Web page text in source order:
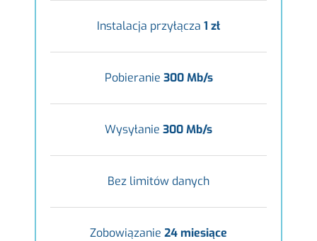
Instalacja przyłącza 1 zł
Pobieranie 300 Mb/s
Wysyłanie 300 Mb/s
Bez limitów danych
Zobowiązanie 24 miesiące